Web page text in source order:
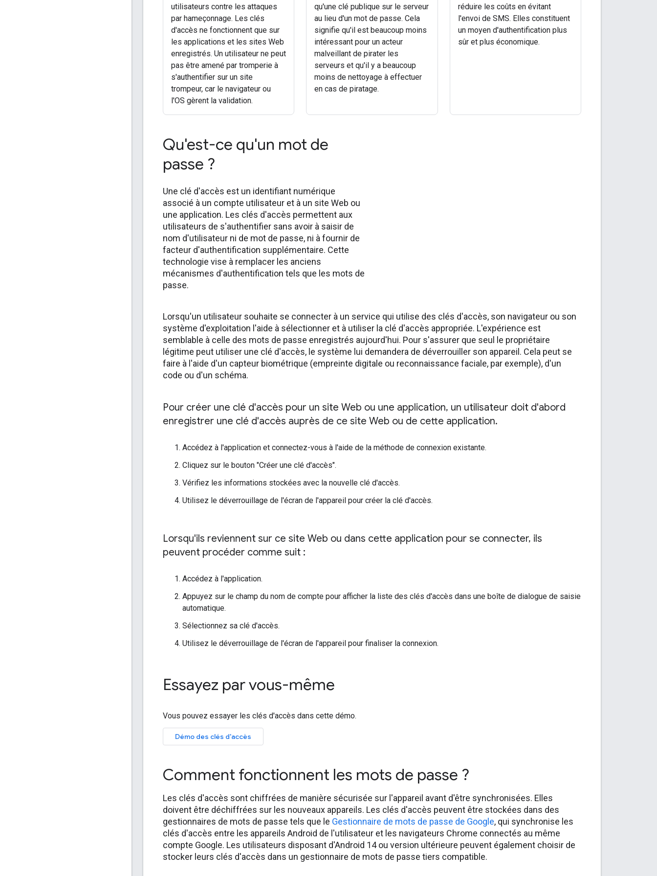
utilisateurs contre les attaques
par hameçonnage. Les clés
d'accès ne fonctionnent que sur
les applications et les sites Web
enregistrés. Un utilisateur ne peut
pas être amené par tromperie à
s'authentifier sur un site
trompeur, car le navigateur ou
l'OS gèrent la validation.
qu'une clé publique sur le serveur
au lieu d'un mot de passe. Cela
signifie qu'il est beaucoup moins
intéressant pour un acteur
malveillant de pirater les
serveurs et qu'il y a beaucoup
moins de nettoyage à effectuer
en cas de piratage.
réduire les coûts en évitant
l'envoi de SMS. Elles constituent
un moyen d'authentification plus
sûr et plus économique.
Qu'est-ce qu'un mot de
passe ?
Une clé d'accès est un identifiant numérique
associé à un compte utilisateur et à un site Web ou
une application. Les clés d'accès permettent aux
utilisateurs de s'authentifier sans avoir à saisir de
nom d'utilisateur ni de mot de passe, ni à fournir de
facteur d'authentification supplémentaire. Cette
technologie vise à remplacer les anciens
mécanismes d'authentification tels que les mots de
passe.
Lorsqu'un utilisateur souhaite se connecter à un service qui utilise des clés d'accès, son navigateur ou son
système d'exploitation l'aide à sélectionner et à utiliser la clé d'accès appropriée. L'expérience est
semblable à celle des mots de passe enregistrés aujourd'hui. Pour s'assurer que seul le propriétaire
légitime peut utiliser une clé d'accès, le système lui demandera de déverrouiller son appareil. Cela peut se
faire à l'aide d'un capteur biométrique (empreinte digitale ou reconnaissance faciale, par exemple), d'un
code ou d'un schéma.
Pour créer une clé d'accès pour un site Web ou une application, un utilisateur doit d'abord
enregistrer une clé d'accès auprès de ce site Web ou de cette application.
Accédez à l'application et connectez-vous à l'aide de la méthode de connexion existante.
Cliquez sur le bouton "Créer une clé d'accès".
Vérifiez les informations stockées avec la nouvelle clé d'accès.
Utilisez le déverrouillage de l'écran de l'appareil pour créer la clé d'accès.
Lorsqu'ils reviennent sur ce site Web ou dans cette application pour se connecter, ils
peuvent procéder comme suit :
Accédez à l'application.
Appuyez sur le champ du nom de compte pour afficher la liste des clés d'accès dans une boîte de dialogue de saisie
automatique.
Sélectionnez sa clé d'accès.
Utilisez le déverrouillage de l'écran de l'appareil pour finaliser la connexion.
Essayez par vous-même
Vous pouvez essayer les clés d'accès dans cette démo.
Démo des clés d'accès
Comment fonctionnent les mots de passe ?
Les clés d'accès sont chiffrées de manière sécurisée sur l'appareil avant d'être synchronisées. Elles
doivent être déchiffrées sur les nouveaux appareils. Les clés d'accès peuvent être stockées dans des
gestionnaires de mots de passe tels que le Gestionnaire de mots de passe de Google, qui synchronise les
clés d'accès entre les appareils Android de l'utilisateur et les navigateurs Chrome connectés au même
compte Google. Les utilisateurs disposant d'Android 14 ou version ultérieure peuvent également choisir de
stocker leurs clés d'accès dans un gestionnaire de mots de passe tiers compatible.